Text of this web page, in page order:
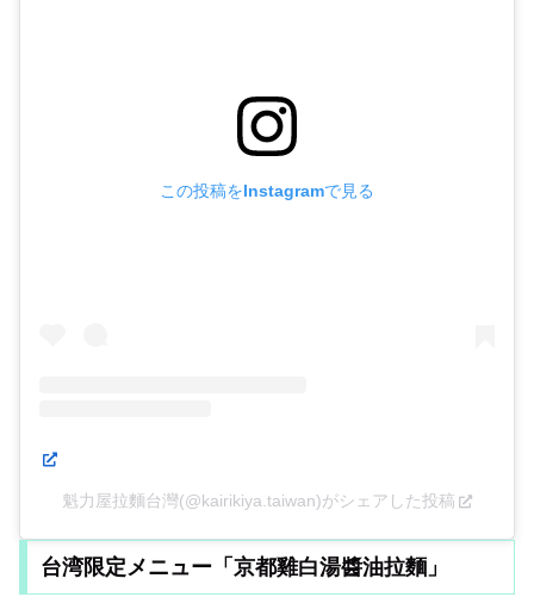
この投稿をInstagramで見る
魁力屋拉麵台灣(@kairikiya.taiwan)がシェアした投稿
台湾限定メニュー「京都雞白湯醬油拉麵」